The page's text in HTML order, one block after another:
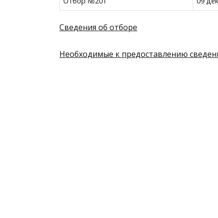
Сведения об отборе
Необходимые к предоставлению